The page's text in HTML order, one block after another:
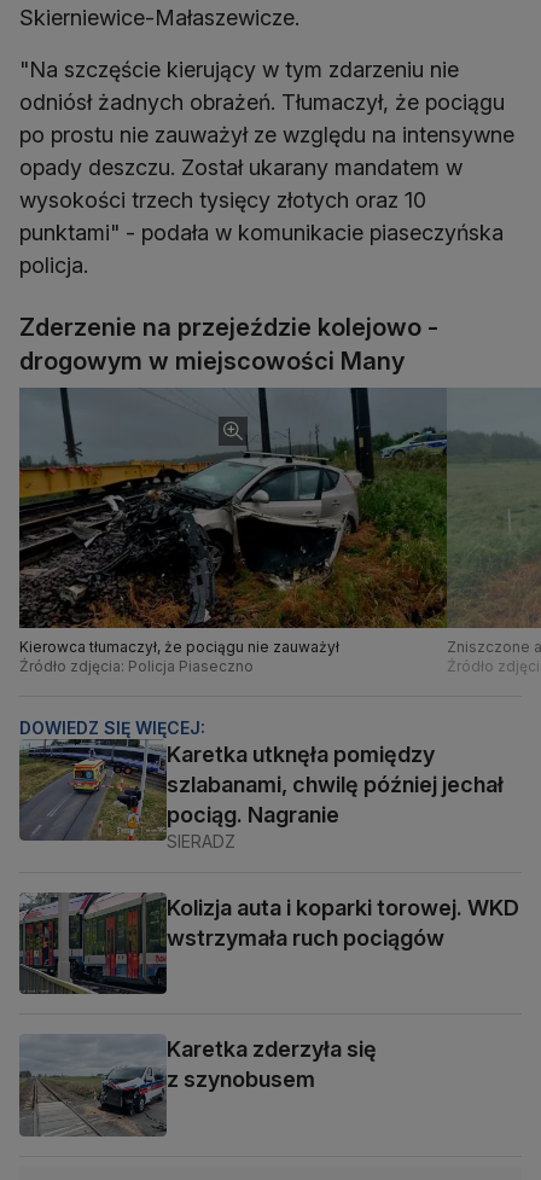
Skierniewice-Małaszewicze.
"Na szczęście kierujący w tym zdarzeniu nie
odniósł żadnych obrażeń. Tłumaczył, że pociągu
po prostu nie zauważył ze względu na intensywne
opady deszczu. Został ukarany mandatem w
wysokości trzech tysięcy złotych oraz 10
punktami" - podała w komunikacie piaseczyńska
policja.
Zderzenie na przejeździe kolejowo -
drogowym w miejscowości Many
Kierowca tłumaczył, że pociągu nie zauważył
Źródło zdjęcia: Policja Piaseczno
Zniszczone
tysięcy
Źródło
DOWIEDZ SIĘ WIĘCEJ:
Karetka utknęła pomiędzy
szlabanami, chwilę później jechał
pociąg. Nagranie
SIERADZ
Kolizja auta i koparki torowej. WKD
wstrzymała ruch pociągów
Karetka zderzyła się
z szynobusem